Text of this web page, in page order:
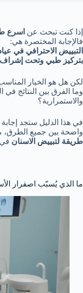
إذا كنت تبحث عن اسرع
فالإجابة المختصرة هي:
التبييض الاحترافي في
بتركيز طبي وتحت إشراف
لكن هل هو الخيار
وما الفرق بين النتائج
والاستمرارية؟
في هذا الدليل ستجد
واضحة بين جميع
طريقة لتبييض الاسنان
ما الذي يُسبّب اصفرار